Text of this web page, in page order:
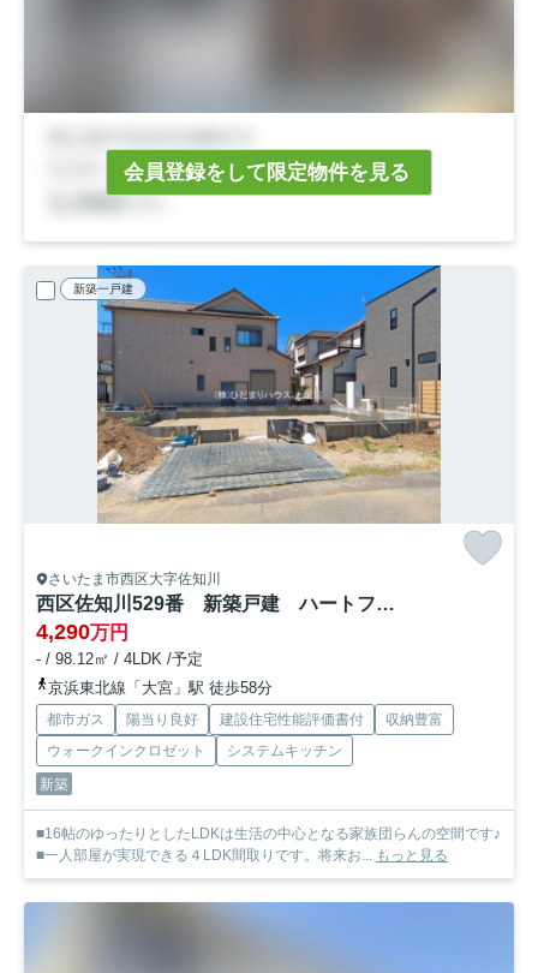
会員登録をして限定物件を見る
新築一戸建
さいたま市西区大字佐知川
西区佐知川529番 新築戸建 ハートフル01
4,290万円
- / 98.12㎡ / 4LDK /予定
京浜東北線「大宮」駅 徒歩58分
都市ガス 陽当り良好 建設住宅性能評価書付
収納豊富
ウォークインクロゼット
システムキッチン
新築
■16帖のゆったりとしたLDKは生活の中心となる家族団らんの空間です♪
■一人部屋が実現できる４LDK間取りです。将来お...
もっと見る